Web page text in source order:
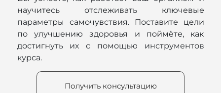
научитесь отслеживать ключевые
параметры самочувствия. Поставите цели
по улучшению здоровья и поймёте, как
достигнуть их с помощью инструментов
курса.
Получить консультацию